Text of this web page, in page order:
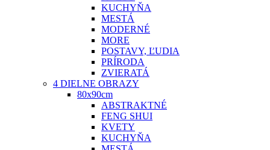
KUCHYŇA
MESTÁ
MODERNÉ
MORE
POSTAVY, ĽUDIA
PRÍRODA
ZVIERATÁ
4 DIELNE OBRAZY
80x90cm
ABSTRAKTNÉ
FENG SHUI
KVETY
KUCHYŇA